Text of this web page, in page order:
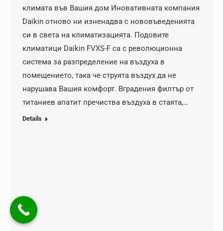
климата във Вашия дом Иновативната компания
Daikin отново ни изненадва с нововъведенията
си в света на климатизацията. Подовите
климатици Daikin FVXS-F са с революционна
система за разпределение на въздуха в
помещението, така че струята въздух да не
нарушава Вашия комфорт. Вградения филтър от
титаниев апатит пречиства въздуха в стаята,…
Details